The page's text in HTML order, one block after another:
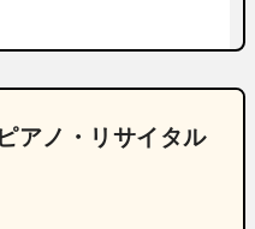
アノ・リサイタル